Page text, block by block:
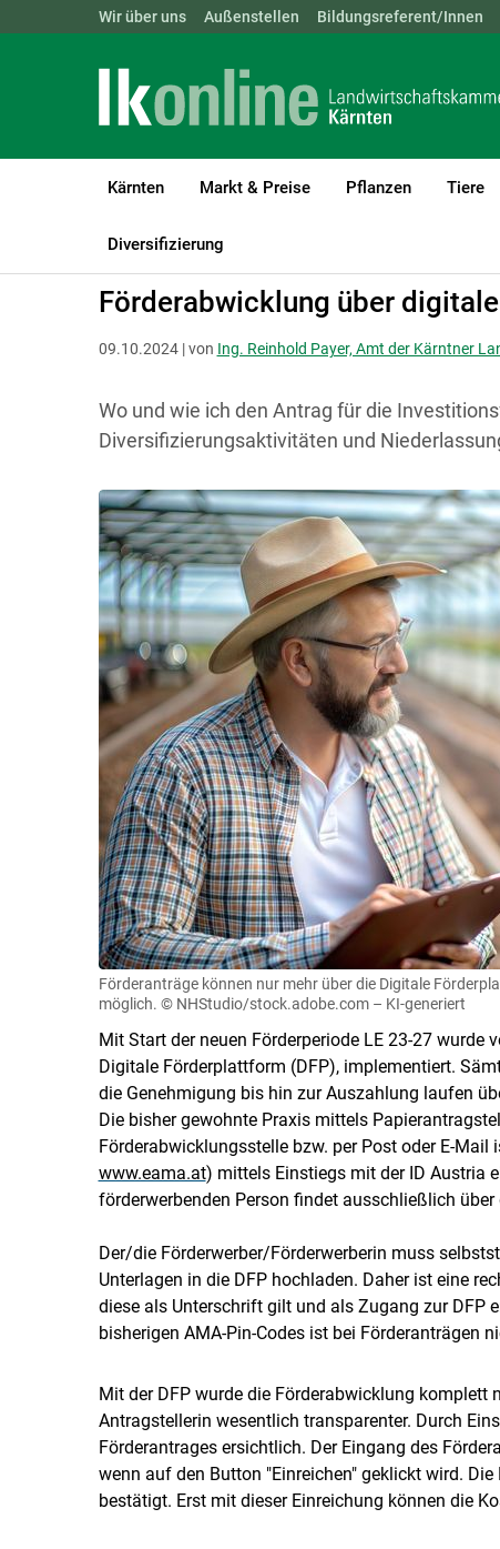
Landwirtschaftskammern: ÖSTERREICH BGLD KTN
Wir über uns Außenstellen Bildungsreferent/Innen
Kärnten Markt & Preise Pflanzen Tiere
Diversifizierung
LK Kärnten Förderungen
Förderabwicklung über
09.10.2024 | von Ing. Reinhold Payer, Amt der Kärntner
Wo und wie ich den Antrag für die
Diversifizierungsaktivitäten und
Förderanträge können nur mehr über die Digitale
möglich. © NHStudio/stock.adobe.com – KI-generiert
Mit Start der neuen Förderperiode LE 23-27 wurde
Digitale Förderplattform (DFP), implementiert.
die Genehmigung bis hin zur Auszahlung laufen
Die bisher gewohnte Praxis mittels
Förderabwicklungsstelle bzw. per Post oder E-
www.eama.at) mittels Einstiegs mit der ID Austria
förderwerbenden Person findet ausschließlich über
Der/die Förderwerber/​Förderwerberin muss
Unterlagen in die DFP hochladen. Daher ist eine
diese als Unterschrift gilt und als Zugang zur DFP
bisherigen AMA-Pin-Codes ist bei Förderanträgen
Mit der DFP wurde die Förderabwicklung
Antragstellerin wesentlich transparenter. Durch
Förderantrages ersichtlich. Der Eingang des
wenn auf den Button "Einreichen" geklickt wird.
bestätigt. Erst mit dieser Einreichung können die